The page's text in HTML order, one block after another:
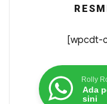
[wpcdt-
Rolly
Ada
sini